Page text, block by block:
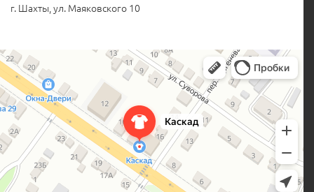
г. Шахты, ул. Маяковского 10